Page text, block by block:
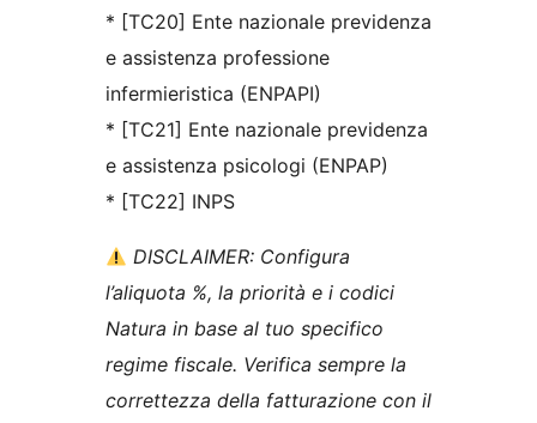
* [TC20] Ente nazionale previdenza
e assistenza professione
infermieristica (ENPAPI)
* [TC21] Ente nazionale previdenza
e assistenza psicologi (ENPAP)
* [TC22] INPS
DISCLAIMER: Configura
l’aliquota %, la priorità e i codici
Natura in base al tuo specifico
regime fiscale. Verifica sempre la
correttezza della fatturazione con il